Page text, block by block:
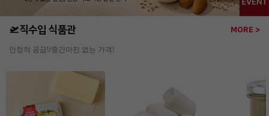
🛫직수입 식품관 MORE >
안정적 공급!/중간마진 없는 가격!